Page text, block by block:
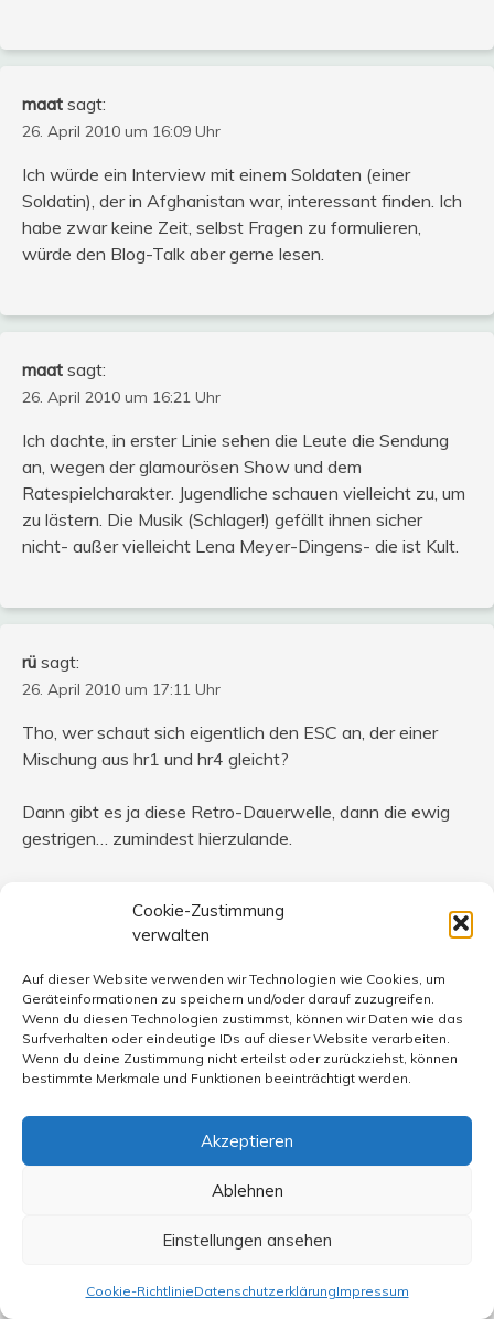
Cookie-Zustimmung
verwalten
Auf dieser Website verwenden wir Technologien wie Cookies, um
Geräteinformationen zu speichern und/oder darauf zuzugreifen.
Wenn du diesen Technologien zustimmst, können wir Daten wie das
Surfverhalten oder eindeutige IDs auf dieser Website verarbeiten.
Wenn du deine Zustimmung nicht erteilst oder zurückziehst, können
bestimmte Merkmale und Funktionen beeinträchtigt werden.
Akzeptieren
Ablehnen
Einstellungen ansehen
Cookie-RichtlinieDatenschutzerklärungImpressum
maat sagt:
26. April 2010 um 16:09 Uhr
Ich würde ein Interview mit einem Soldaten (einer
Soldatin), der in Afghanistan war, interessant finden. Ich
habe zwar keine Zeit, selbst Fragen zu formulieren,
würde den Blog-Talk aber gerne lesen.
maat sagt:
26. April 2010 um 16:21 Uhr
Ich dachte, in erster Linie sehen die Leute die Sendung
an, wegen der glamourösen Show und dem
Ratespielcharakter. Jugendliche schauen vielleicht zu, um
zu lästern. Die Musik (Schlager!) gefällt ihnen sicher
nicht- außer vielleicht Lena Meyer-Dingens- die ist Kult.
rü sagt:
26. April 2010 um 17:11 Uhr
Tho, wer schaut sich eigentlich den ESC an, der einer
Mischung aus hr1 und hr4 gleicht?
Dann gibt es ja diese Retro-Dauerwelle, dann die ewig
gestrigen… zumindest hierzulande.
Spaß-Jury nannte man das doch anderswo, oder so
ähnlich. Heutzutage fühlt sich ja jeder berufen, der
irgendwo für 2,50 € ein Grinsen hinterlassen hat, Pop zu
bewerten. Damals gerade den Sandkasten verlassen,
sitzen sie heute bei RTL und was weiß ich wo und
fangen dann an.
fassen müssen, die Juroren sein